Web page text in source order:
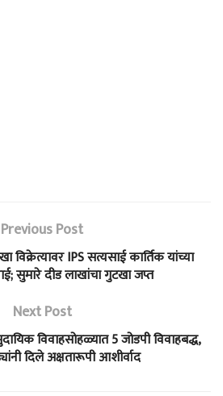
Previous Post
IPS सत्यसाई कार्तिक यांच्या
सुमारे दीड लाखांचा गुटखा जप्त
Next Post
विवाहसोहळ्यात 5 जोडपी विवाहबद्ध,
दिले अक्षतारूपी आशीर्वाद